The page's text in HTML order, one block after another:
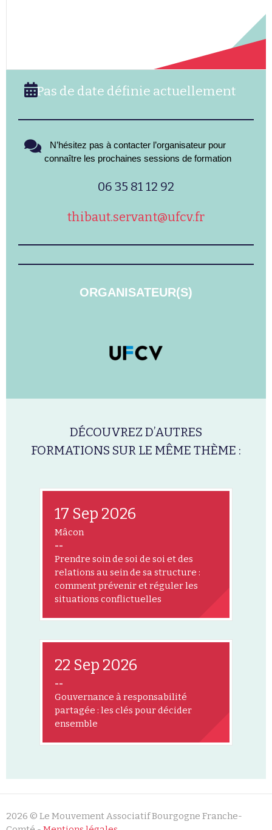
Pas de date définie actuellement
N’hésitez pas à contacter l’organisateur pour
connaître les prochaines sessions de formation
06 35 81 12 92
thibaut.servant@ufcv.fr
ORGANISATEUR(S)
DÉCOUVREZ D’AUTRES
FORMATIONS SUR LE MÊME THÈME :
17 Sep 2026
Mâcon
--
Prendre soin de soi de soi et des
relations au sein de sa structure :
comment prévenir et réguler les
situations conflictuelles
22 Sep 2026
--
Gouvernance à responsabilité
partagée : les clés pour décider
ensemble
2026 © Le Mouvement Associatif Bourgogne Franche-